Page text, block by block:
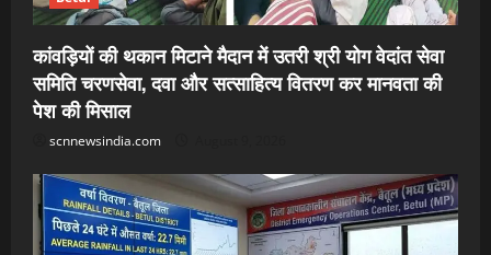
कांवड़ियों की थकान मिटाने मैदान में उतरी श्री योग वेदांत सेवा
समिति चरणसेवा, दवा और सत्साहित्य वितरण कर मानवता की
पेश की मिसाल
scnnewsindia.com